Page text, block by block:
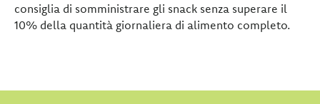
consiglia di somministrare gli snack senza superare il
10% della quantità giornaliera di alimento completo.